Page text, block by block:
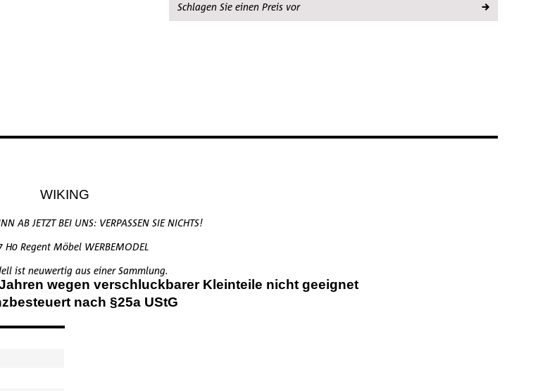
Schlagen Sie einen Preis vor
WIKING
AB JETZT BEI UNS: VERPASSEN SIE NICHTS!
H0 Regent Möbel WERBEMODEL
ist neuwertig aus einer Sammlung.
wegen verschluckbarer Kleinteile nicht geeignet
nach §25a UStG